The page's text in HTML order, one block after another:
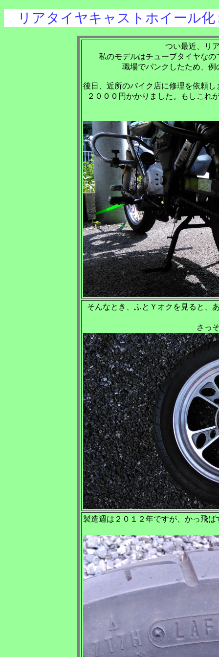
リアタイヤキャストホイール化
つい最近、リ
私のモデルはチューブタイヤな
職場でパンクしたため、
後日、近所のバイク店に修理を依頼
２０００円かかりました。もしこれ
そんなとき、ふとＹオクを見ると、
さっ
製造週は２０１２年ですが、かっ飛